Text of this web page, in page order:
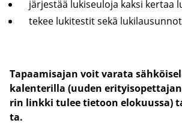
jär­jes­tää lu­ki­seu­lo­ja kaksi ker­taa
tekee lu­ki­tes­tit sekä lu­ki­lausun­not
Ta­paa­mi­sa­jan voit va­ra­ta
ka­len­te­ril­la (uuden
rin link­ki tulee tie­toon elo­kuus­sa)
ta.